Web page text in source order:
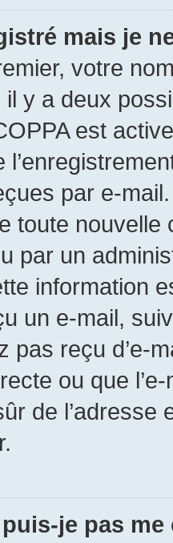
mais je
votre
y a deux
est
par e-
toute
par un
information
un e-mail,
pas reçu d’e-
ou que
de l’adresse
je pas